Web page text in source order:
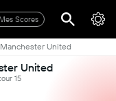
Mes Scores
United
United
15